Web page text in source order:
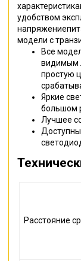
удобством
модели с
Все
видимым
простую
Яркие
большом
Лучшее
Расстояние